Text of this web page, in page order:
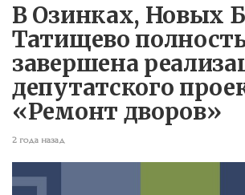
В Озинках, Новых
Татищево
завершена
депутатского
«Ремонт дворов»
2 года назад